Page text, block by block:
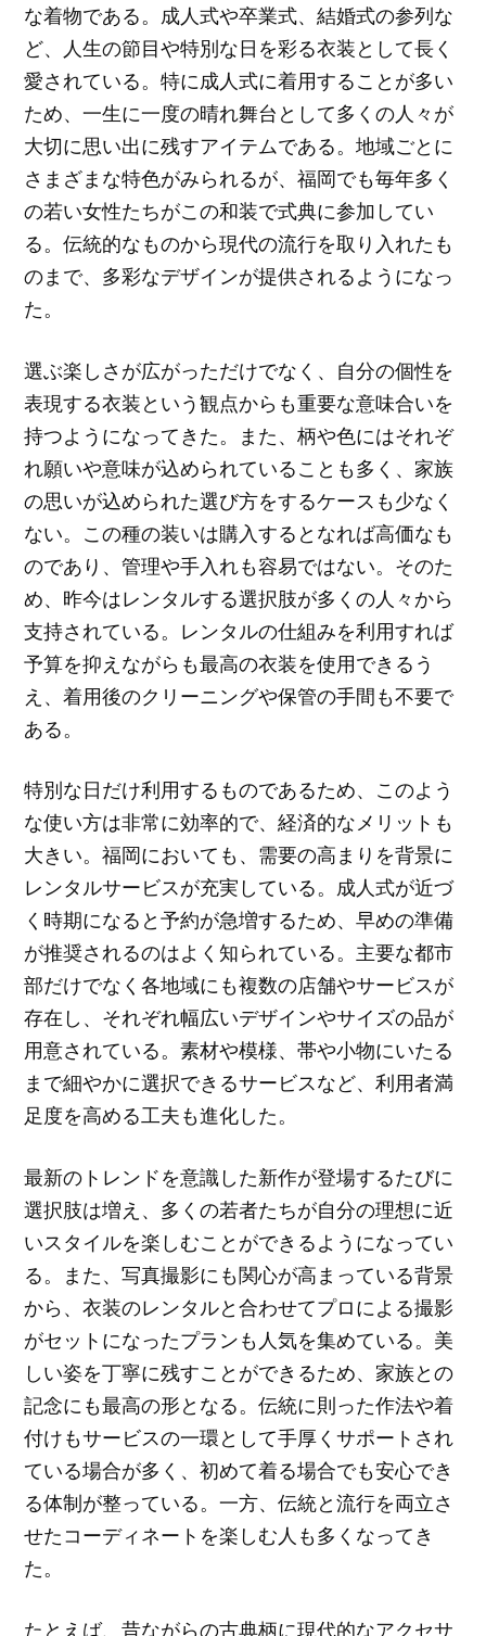
な着物である。 成人式や卒業式、結婚式の参列な
ど、人生の節目や特別な日を彩る衣装として長く
愛されている。特に成人式に着用することが多い
ため、一生に一度の晴れ舞台として多くの人々が
大切に思い出に残すアイテムである。地域ごとに
さまざまな特色がみられるが、福岡でも毎年多く
の若い女性たちがこの和装で式典に参加してい
る。伝統的なものから現代の流行を取り入れたも
のまで、多彩なデザインが提供されるようになっ
た。
選ぶ楽しさが広がっただけでなく、自分の個性を
表現する衣装という観点からも重要な意味合いを
持つようになってきた。また、柄や色にはそれぞ
れ願いや意味が込められていることも多く、家族
の思いが込められた選び方をするケースも少なく
ない。この種の装いは購入するとなれば高価なも
のであり、管理や手入れも容易ではない。そのた
め、昨今はレンタルする選択肢が多くの人々から
支持されている。レンタルの仕組みを利用すれば
予算を抑えながらも最高の衣装を使用できるう
え、着用後のクリーニングや保管の手間も不要で
ある。
特別な日だけ利用するものであるため、このよう
な使い方は非常に効率的で、経済的なメリットも
大きい。福岡においても、需要の高まりを背景に
レンタルサービスが充実している。成人式が近づ
く時期になると予約が急増するため、早めの準備
が推奨されるのはよく知られている。主要な都市
部だけでなく各地域にも複数の店舗やサービスが
存在し、それぞれ幅広いデザインやサイズの品が
用意されている。素材や模様、帯や小物にいたる
まで細やかに選択できるサービスなど、利用者満
足度を高める工夫も進化した。
最新のトレンドを意識した新作が登場するたびに
選択肢は増え、多くの若者たちが自分の理想に近
いスタイルを楽しむことができるようになってい
る。また、写真撮影にも関心が高まっている背景
から、衣装のレンタルと合わせてプロによる撮影
がセットになったプランも人気を集めている。美
しい姿を丁寧に残すことができるため、家族との
記念にも最高の形となる。伝統に則った作法や着
付けもサービスの一環として手厚くサポートされ
ている場合が多く、初めて着る場合でも安心でき
る体制が整っている。一方、伝統と流行を両立さ
せたコーディネートを楽しむ人も多くなってき
た。
たとえば、昔ながらの古典柄に現代的なアクセサ